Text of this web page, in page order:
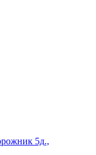
5д.,